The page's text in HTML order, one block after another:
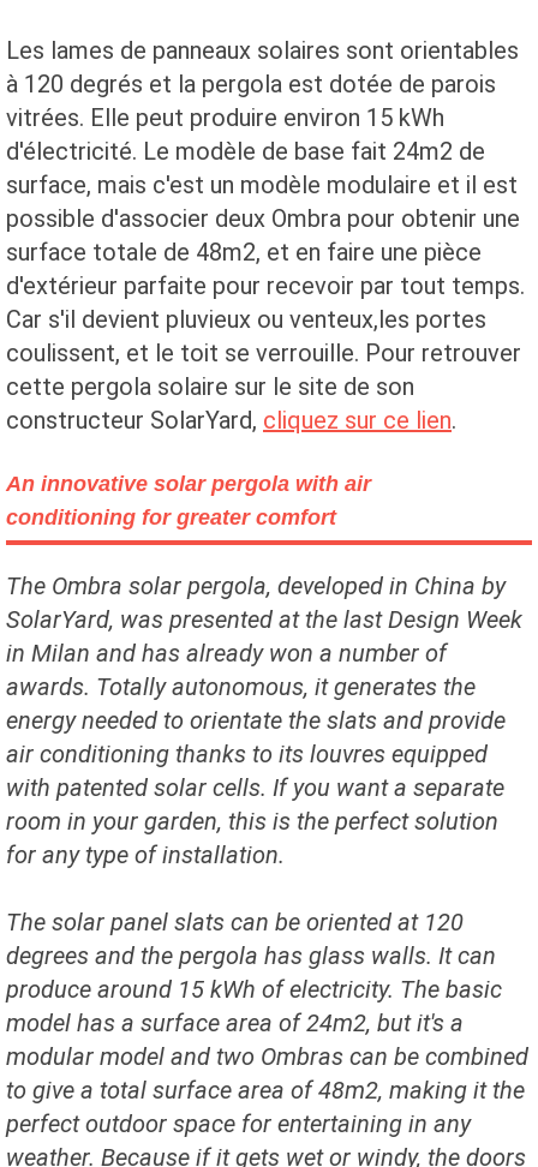
Les lames de panneaux solaires sont orientables
à 120 degrés et la pergola est dotée de parois
vitrées. Elle peut produire environ 15 kWh
d'électricité. Le modèle de base fait 24m2 de
surface, mais c'est un modèle modulaire et il est
possible d'associer deux Ombra pour obtenir une
surface totale de 48m2, et en faire une pièce
d'extérieur parfaite pour recevoir par tout temps.
Car s'il devient pluvieux ou venteux,les portes
coulissent, et le toit se verrouille. Pour retrouver
cette pergola solaire sur le site de son
constructeur SolarYard, cliquez sur ce lien.
An innovative solar pergola with air
conditioning for greater comfort
The Ombra solar pergola, developed in China by
SolarYard, was presented at the last Design Week
in Milan and has already won a number of
awards. Totally autonomous, it generates the
energy needed to orientate the slats and provide
air conditioning thanks to its louvres equipped
with patented solar cells. If you want a separate
room in your garden, this is the perfect solution
for any type of installation.
The solar panel slats can be oriented at 120
degrees and the pergola has glass walls. It can
produce around 15 kWh of electricity. The basic
model has a surface area of 24m2, but it's a
modular model and two Ombras can be combined
to give a total surface area of 48m2, making it the
perfect outdoor space for entertaining in any
weather. Because if it gets wet or windy, the doors